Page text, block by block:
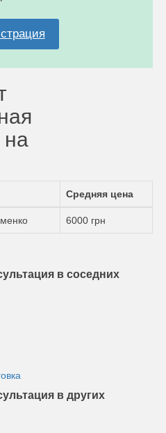
на
Средняя цена
6000 грн
в соседних
в других